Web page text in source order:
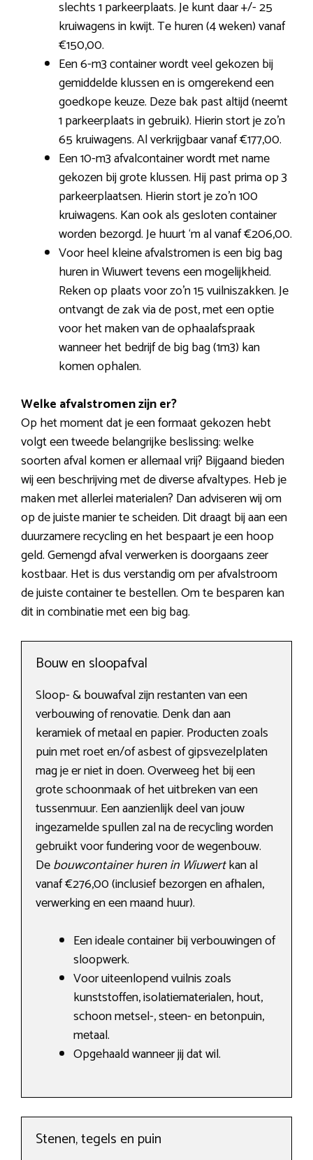
slechts 1 parkeerplaats. Je kunt daar +/- 25
kruiwagens in kwijt. Te huren (4 weken) vanaf
€150,00.
Een 6-m3 container wordt veel gekozen bij
gemiddelde klussen en is omgerekend een
goedkope keuze. Deze bak past altijd (neemt
1 parkeerplaats in gebruik). Hierin stort je zo’n
65 kruiwagens. Al verkrijgbaar vanaf €177,00.
Een 10-m3 afvalcontainer wordt met name
gekozen bij grote klussen. Hij past prima op 3
parkeerplaatsen. Hierin stort je zo’n 100
kruiwagens. Kan ook als gesloten container
worden bezorgd. Je huurt ‘m al vanaf €206,00.
Voor heel kleine afvalstromen is een big bag
huren in Wiuwert tevens een mogelijkheid.
Reken op plaats voor zo’n 15 vuilniszakken. Je
ontvangt de zak via de post, met een optie
voor het maken van de ophaalafspraak
wanneer het bedrijf de big bag (1m3) kan
komen ophalen.
Welke afvalstromen zijn er?
Op het moment dat je een formaat gekozen hebt
volgt een tweede belangrijke beslissing: welke
soorten afval komen er allemaal vrij? Bijgaand bieden
wij een beschrijving met de diverse afvaltypes. Heb je
maken met allerlei materialen? Dan adviseren wij om
op de juiste manier te scheiden. Dit draagt bij aan een
duurzamere recycling en het bespaart je een hoop
geld. Gemengd afval verwerken is doorgaans zeer
kostbaar. Het is dus verstandig om per afvalstroom
de juiste container te bestellen. Om te besparen kan
dit in combinatie met een big bag.
Bouw en sloopafval
Sloop- & bouwafval zijn restanten van een
verbouwing of renovatie. Denk dan aan
keramiek of metaal en papier. Producten zoals
puin met roet en/of asbest of gipsvezelplaten
mag je er niet in doen. Overweeg het bij een
grote schoonmaak of het uitbreken van een
tussenmuur. Een aanzienlijk deel van jouw
ingezamelde spullen zal na de recycling worden
gebruikt voor fundering voor de wegenbouw.
Debouwcontainer huren in Wiuwertkan al
vanaf €276,00 (inclusief bezorgen en afhalen,
verwerking en een maand huur).
Een ideale container bij verbouwingen of
sloopwerk.
Voor uiteenlopend vuilnis zoals
kunststoffen, isolatiematerialen, hout,
schoon metsel-, steen- en betonpuin,
metaal.
Opgehaald wanneer jij dat wil.
Stenen, tegels en puin